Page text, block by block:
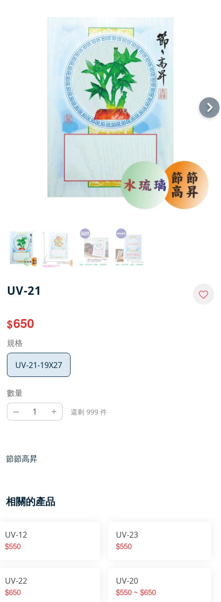
UV-21
$650
規格
UV-21-19X27
數量
– + 還剩 999 件
節節高昇
相關的產品
UV-12
$550
UV-23
$550
UV-22
$650
UV-20
$550 ~ $650